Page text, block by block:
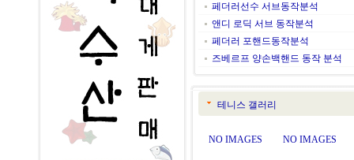
페더러선수 서브동작분석
앤디 로딕 서브 동작분석
페더러 포핸드동작분석
즈베르프 양손백핸드 동작 분석
테니스 갤러리
NO IMAGES NO IMAGES